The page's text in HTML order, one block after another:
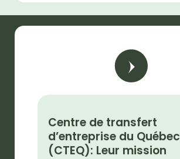
Centre de transfert
d’entreprise du Québec
(CTEQ): Leur mission